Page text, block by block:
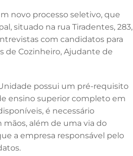
novo processo seletivo, que
situado na rua Tiradentes, 283,
com candidatos para
de Cozinheiro, Ajudante de
possui um pré-requisito
ensino superior completo em
é necessário
mãos, além de uma via do
a empresa responsável pelo